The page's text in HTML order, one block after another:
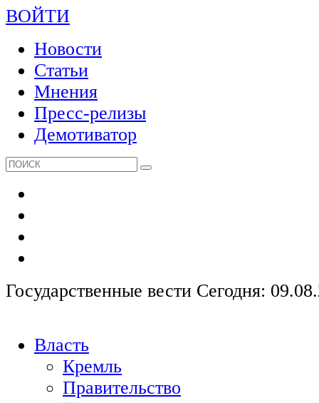
ВОЙТИ
Новости
Статьи
Мнения
Пресс-релизы
Демотиватор
Государственные вести Сегодня:
Власть
Кремль
Правительство